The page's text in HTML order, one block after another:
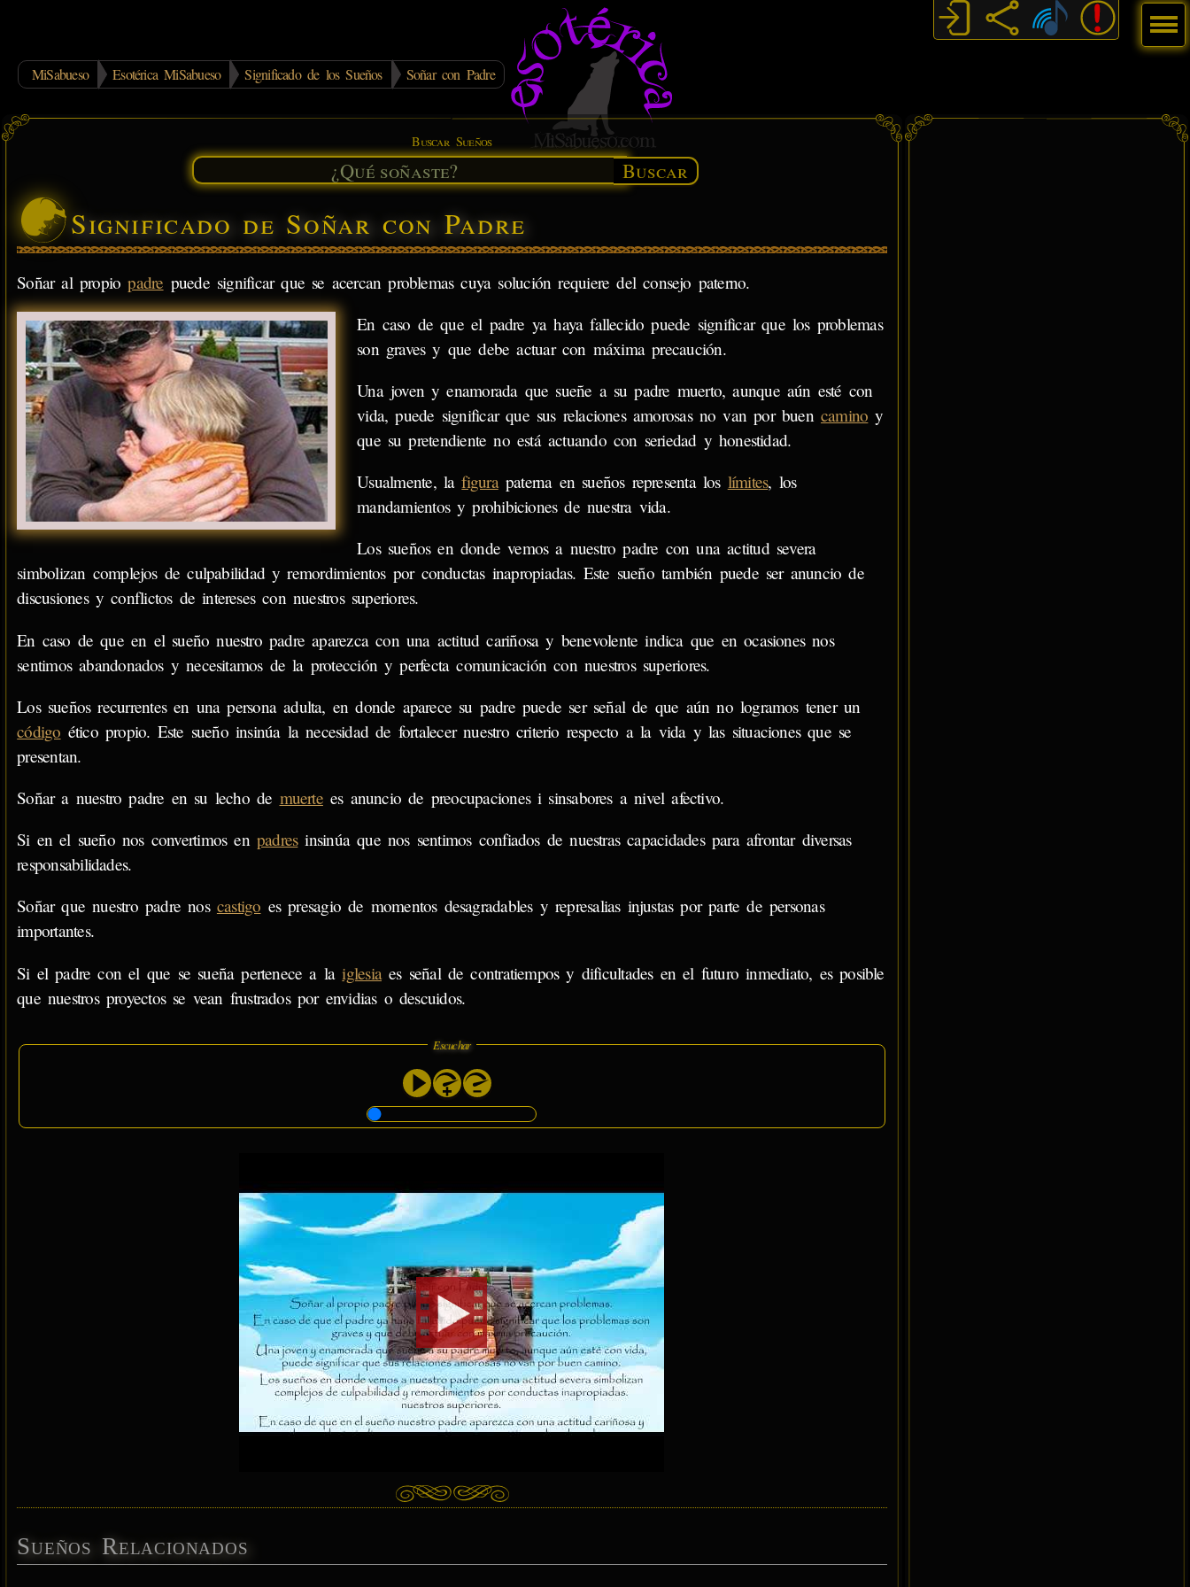
MiSabueso Esotérica MiSabueso Significado de los Sueños Soñar con Padre
Buscar Sueños
Buscar
Significado de Soñar con Padre
Soñar al propiopadre puede significar que se acercan problemas cuya solución requiere del consejo paterno.
En caso de que el padre ya haya fallecido puede significar que los problemas
son graves y que debe actuar con máxima precaución.
Una joven y enamorada que sueñe a su padre muerto, aunque aún esté con
vida, puede significar que sus relaciones amorosas no van por buen camino y
que su pretendiente no está actuando con seriedad y honestidad.
Usualmente, lafigurapaterna en sueños representa los límites, los
mandamientos y prohibiciones de nuestra vida.
Los sueños en donde vemos a nuestro padre con una actitud severa
simbolizan complejos de culpabilidad y remordimientos por conductas inapropiadas. Este sueño también puede ser anuncio de
discusiones y conflictos de intereses con nuestros superiores.
En caso de que en el sueño nuestro padre aparezca con una actitud cariñosa y benevolente indica que en ocasiones nos
sentimos abandonados y necesitamos de la protección y perfecta comunicación con nuestros superiores.
Los sueños recurrentes en una persona adulta, en donde aparece su padre puede ser señal de que aún no logramos tener un
código ético propio. Este sueño insinúa la necesidad de fortalecer nuestro criterio respecto a la vida y las situaciones que se
presentan.
Soñar a nuestro padre en su lecho de muertees anuncio de preocupaciones i sinsabores a nivel afectivo.
Si en el sueño nos convertimos en padresinsinúa que nos sentimos confiados de nuestras capacidades para afrontar diversas
responsabilidades.
Soñar que nuestro padre nos castigo es presagio de momentos desagradables y represalias injustas por parte de personas
importantes.
Si el padre con el que se sueña pertenece a laiglesiaes señal de contratiempos y dificultades en el futuro inmediato, es posible
que nuestros proyectos se vean frustrados por envidias o descuidos.
Escuchar
Sueños Relacionados
Menú